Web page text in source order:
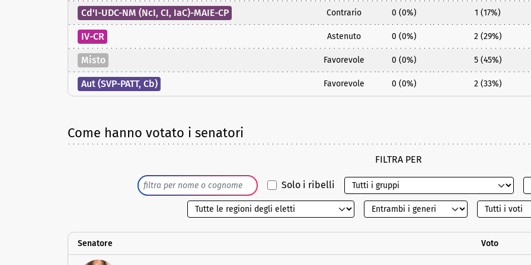
Cd'I-UDC-NM (NcI, CI, IaC)-MAIE-CP Contrario 0 (0%) 1 (17%)
IV-CR Astenuto 0 (0%) 2 (29%)
Misto Favorevole 0 (0%) 5 (45%)
Aut (SVP-PATT, Cb) Favorevole 0 (0%) 2 (33%)
Come hanno votato i senatori
FILTRA PER
Solo i ribelli
Senatore Voto